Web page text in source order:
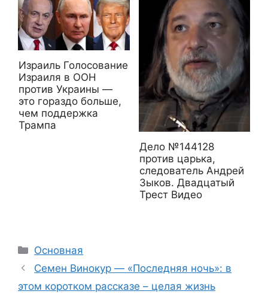
Израиль Голосование
Израиля в ООН
против Украины —
это гораздо больше,
чем поддержка
Трампа
Дело №144128
против царька,
следователь Андрей
Зыков. Двадцатый
Трест Видео
Рубрики
Основная
Семен Винокур — «Последняя ночь»: в
этом коротком рассказе – целая жизнь